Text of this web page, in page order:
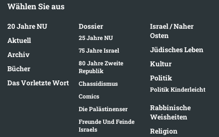
Wählen Sie aus
20 Jahre NU
Aktuell
Archiv
Bücher
Das Vorletzte Wort
Dossier
25 Jahre NU
75 Jahre Israel
80 Jahre Zweite
Republik
Chassidismus
Comics
Die Palästinenser
Freunde Und Feinde
Israels
Israel / Naher
Osten
Jüdisches Leben
Kultur
Politik
Politik Kinderleicht
Rabbinische
Weisheiten
Religion